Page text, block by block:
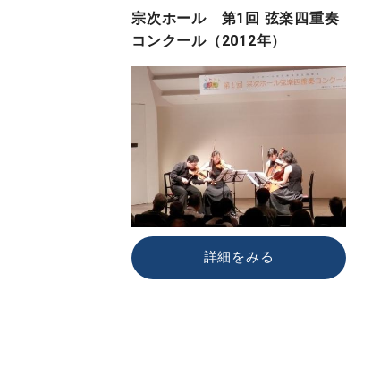
宗次ホール 第1回 弦楽四重奏
コンクール（2012年）
詳細をみる